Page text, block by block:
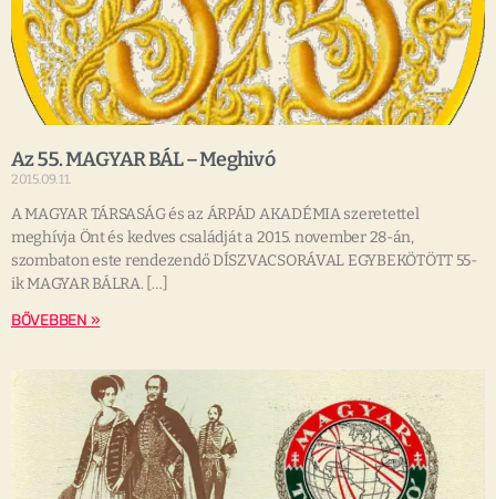
Az 55. MAGYAR BÁL – Meghivó
2015.09.11.
A MAGYAR TÁRSASÁG és az ÁRPÁD AKADÉMIA szeretettel
meghívja Önt és kedves családját a 2015. november 28-án,
szombaton este rendezendő DÍSZVACSORÁVAL EGYBEKÖTÖTT 55-
ik MAGYAR BÁLRA. […]
BŐVEBBEN »